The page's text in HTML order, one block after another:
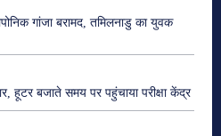
गांजा बरामद, तमिलनाडु का युवक
हूटर बजाते समय पर पहुंचाया परीक्षा केंद्र